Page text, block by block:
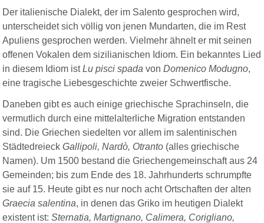
Der italienische Dialekt, der im Salento gesprochen wird,
unterscheidet sich völlig von jenen Mundarten, die im Rest
Apuliens gesprochen werden. Vielmehr ähnelt er mit seinen
offenen Vokalen dem sizilianischen Idiom. Ein bekanntes Lied
in diesem Idiom istLu pisci spada von Domenico Modugno,
eine tragische Liebesgeschichte zweier Schwertfische.
Daneben gibt es auch einige griechische Sprachinseln, die
vermutlich durch eine mittelalterliche Migration entstanden
sind. Die Griechen siedelten vor allem im salentinischen
Städtedreieck Gallipoli, Nardò, Otranto (alles griechische
Namen). Um 1500 bestand die Griechengemeinschaft aus 24
Gemeinden; bis zum Ende des 18. Jahrhunderts schrumpfte
sie auf 15. Heute gibt es nur noch acht Ortschaften der alten
Graecia salentina, in denen das Griko im heutigen Dialekt
existent ist:Sternatia, Martignano, Calimera, Corigliano,